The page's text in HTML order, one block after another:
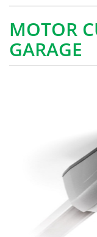
MOTOR
GARAGE